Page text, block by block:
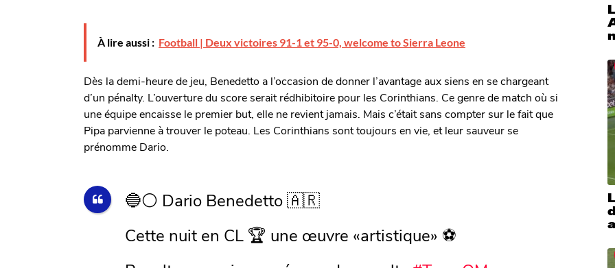
À lire aussi : Football | Deux victoires 91-1 et 95-0, welcome to Sierra Leone
Dès la demi-heure de jeu, Benedetto a l’occasion de donner l’avantage aux siens en se chargeant
d’un pénalty. L’ouverture du score serait rédhibitoire pour les Corinthians. Ce genre de match où si
une équipe encaisse le premier but, elle ne revient jamais. Mais c’était sans compter sur le fait que
Pipa parvienne à trouver le poteau. Les Corinthians sont toujours en vie, et leur sauveur se
prénomme Dario.
🔵⚪️ Dario Benedetto 🇦🇷
Cette nuit en CL 🏆 une œuvre «artistique» ⚽️